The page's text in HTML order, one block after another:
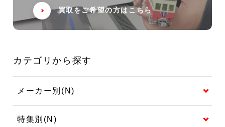
買取をご希望の方はこちら
カテゴリから探す
メーカー別(N)
特集別(N)